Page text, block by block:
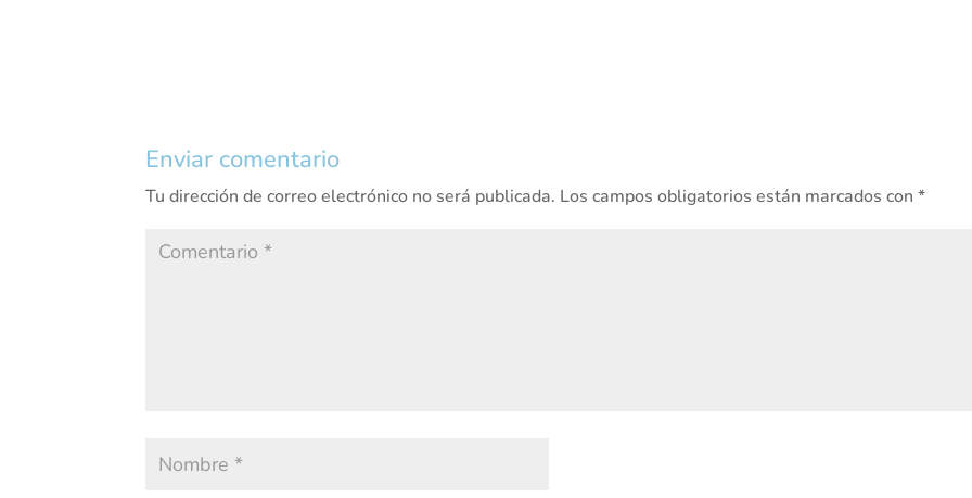
Enviar comentario
Tu dirección de correo electrónico no será publicada. Los campos obligatorios están marcados con*